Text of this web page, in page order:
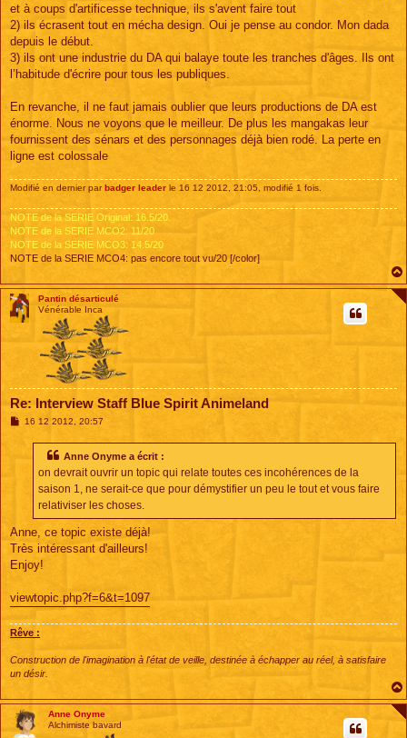
et à coups d'artificesse technique, ils s'avent faire tout
2) ils écrasent tout en mécha design. Oui je pense au condor. Mon dada
depuis le début.
3) ils ont une industrie du DA qui balaye toute les tranches d'âges. Ils ont
l’habitude d'écrire pour tous les publiques.
En revanche, il ne faut jamais oublier que leurs productions de DA est
énorme. Nous ne voyons que le meilleur. De plus les mangakas leur
fournissent des sénars et des personnages déjà bien rodé. La perte en
ligne est colossale
Modifié en dernier parbadger leader le 16 12 2012, 21:05, modifié 1 fois.
NOTE de la SERIE Original: 16.5/20.
NOTE de la SERIE MCO2: 11/20
NOTE de la SERIE MCO3: 14.5/20
NOTE de la SERIE MCO4: pas encore tout vu/20 [/color]
Pantin désarticulé
Vénérable Inca
Re: Interview Staff Blue Spirit Animeland
M16 12 2012, 20:57
Anne Onyme a écrit :
on devrait ouvrir un topic qui relate toutes ces incohérences de la
saison 1, ne serait-ce que pour démystifier un peu le tout et vous faire
relativiser les choses.
Anne, ce topic existe déjà!
Très intéressant d'ailleurs!
Enjoy!
viewtopic.php?f=6&t=1097
Rêve :
Construction de l'imagination à l'état de veille, destinée à échapper au réel, à satisfaire
un désir.
Anne Onyme
Alchimiste bavard